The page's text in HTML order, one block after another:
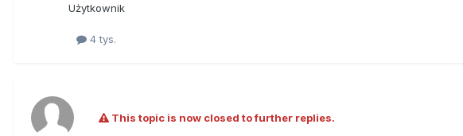
Użytkownik
4 tys.
This topic is now closed to further replies.